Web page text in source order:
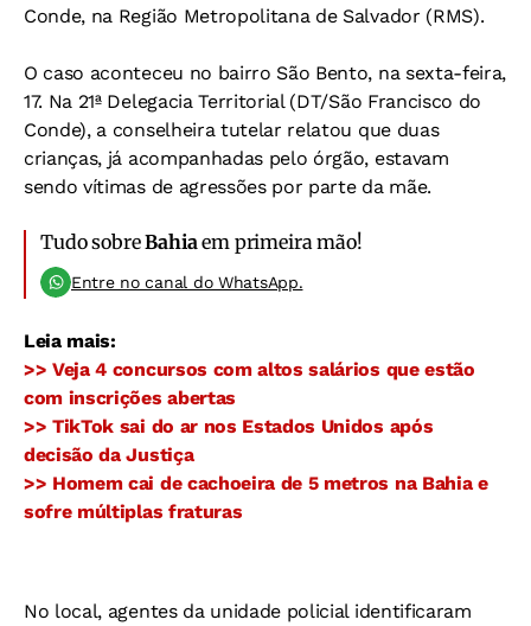
Conde, na Região Metropolitana de Salvador (RMS).
O caso aconteceu no bairro São Bento, na sexta-feira,
17. Na 21ª Delegacia Territorial (DT/São Francisco do
Conde), a conselheira tutelar relatou que duas
crianças, já acompanhadas pelo órgão, estavam
sendo vítimas de agressões por parte da mãe.
Tudo sobreBahiaem primeira mão!
Entre no canal do WhatsApp.
Leia mais:
>> Veja 4 concursos com altos salários que estão
com inscrições abertas
>> TikTok sai do ar nos Estados Unidos após
decisão da Justiça
>> Homem cai de cachoeira de 5 metros na Bahia e
sofre múltiplas fraturas
No local, agentes da unidade policial identificaram